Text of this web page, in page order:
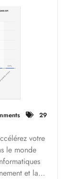
29
votre
le monde
et la…